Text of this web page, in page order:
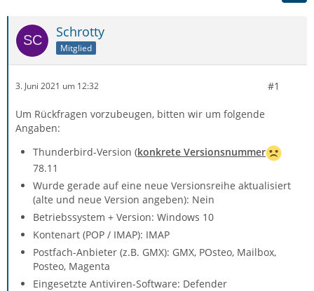
Schrotty
Mitglied
3. Juni 2021 um 12:32 #1
Um Rückfragen vorzubeugen, bitten wir um folgende
Angaben:
Thunderbird-Version (konkrete Versionsnummer
78.11
Wurde gerade auf eine neue Versionsreihe aktualisiert
(alte und neue Version angeben): Nein
Betriebssystem + Version: Windows 10
Kontenart (POP / IMAP): IMAP
Postfach-Anbieter (z.B. GMX): GMX, POsteo, Mailbox,
Posteo, Magenta
Eingesetzte Antiviren-Software: Defender